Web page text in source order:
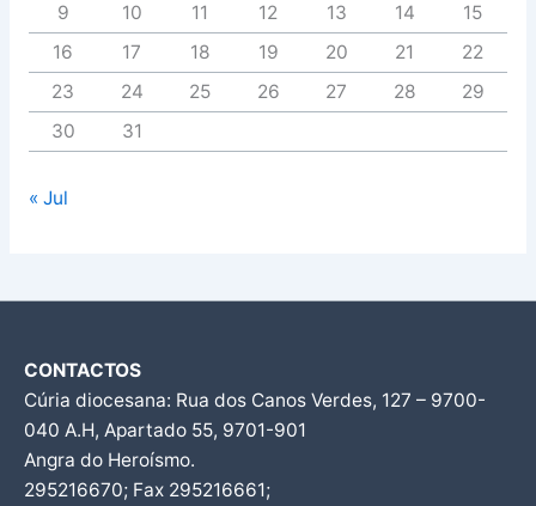
9
10 11 12 13 14
15
16
17 18 19 20 21
22
23
24 25 26 27 28
29
30
31
« Jul
CONTACTOS
Cúria diocesana: Rua dos Canos Verdes, 127 – 9700-
040 A.H, Apartado 55, 9701-901
Angra do Heroísmo.
295216670; Fax 295216661;